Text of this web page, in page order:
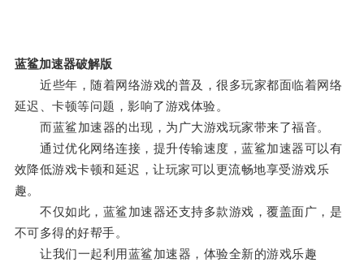
蓝鲨加速器破解版
近些年，随着网络游戏的普及，很多玩家都面临着网络
延迟、卡顿等问题，影响了游戏体验。
而蓝鲨加速器的出现，为广大游戏玩家带来了福音。
通过优化网络连接，提升传输速度，蓝鲨加速器可以有
效降低游戏卡顿和延迟，让玩家可以更流畅地享受游戏乐
趣。
不仅如此，蓝鲨加速器还支持多款游戏，覆盖面广，是
不可多得的好帮手。
让我们一起利用蓝鲨加速器，体验全新的游戏乐趣